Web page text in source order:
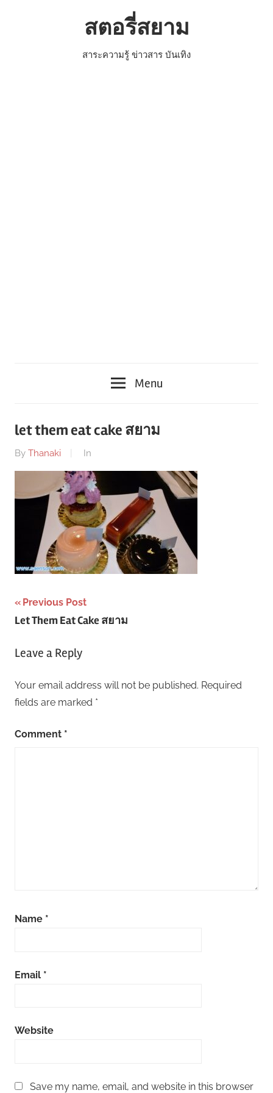
สตอรี่สยาม
สาระความรู้ ข่าวสาร บันเทิง
Menu
let them eat cake สยาม
By Thanaki In
Post
navigation
Previous Post
Let Them Eat Cake สยาม
Leave a Reply
Your email address will not be published. Required
fields are marked *
Comment *
Name *
Email *
Website
Save my name, email, and website in this browser